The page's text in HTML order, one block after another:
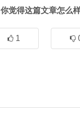
你觉得这篇文章怎么
1